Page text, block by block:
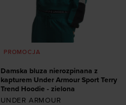
PROMOCJA
Damska bluza nierozpinana z
kapturem Under Armour Sport Terry
Trend Hoodie - zielona
UNDER ARMOUR